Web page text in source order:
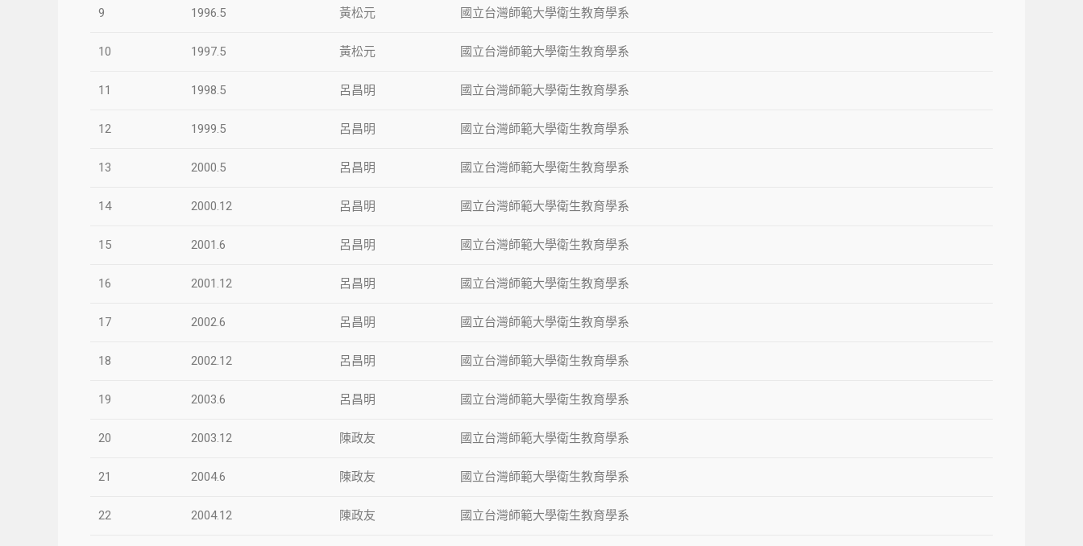
9 1996.5 黃松元 國立台灣師範大學衛生教育學系
10 1997.5 黃松元 國立台灣師範大學衛生教育學系
11 1998.5 呂昌明 國立台灣師範大學衛生教育學系
12 1999.5 呂昌明 國立台灣師範大學衛生教育學系
13 2000.5 呂昌明 國立台灣師範大學衛生教育學系
14 2000.12 呂昌明 國立台灣師範大學衛生教育學系
15 2001.6 呂昌明 國立台灣師範大學衛生教育學系
16 2001.12 呂昌明 國立台灣師範大學衛生教育學系
17 2002.6 呂昌明 國立台灣師範大學衛生教育學系
18 2002.12 呂昌明 國立台灣師範大學衛生教育學系
19 2003.6 呂昌明 國立台灣師範大學衛生教育學系
20 2003.12 陳政友 國立台灣師範大學衛生教育學系
21 2004.6 陳政友 國立台灣師範大學衛生教育學系
22 2004.12 陳政友 國立台灣師範大學衛生教育學系